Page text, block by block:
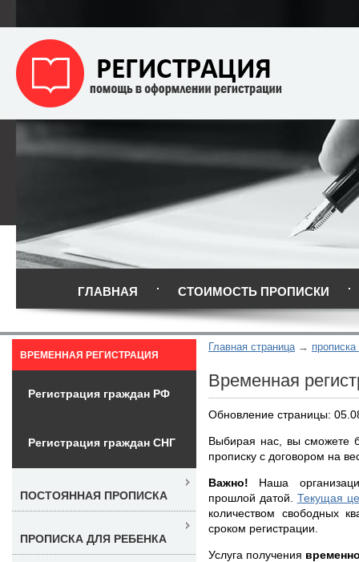
ГЛАВНАЯ СТОИМОСТЬ ПРОПИСКИ
Главная страница
Временная
Обновление страницы:
Выбирая нас, вы сможете
прописку с договором на
Важно! Наша
прошлой датой. Текущая
количеством свободных
сроком регистрации.
Услуга получения
ВРЕМЕННАЯ РЕГИСТРАЦИЯ
Регистрация граждан РФ
Регистрация граждан СНГ
ПОСТОЯННАЯ ПРОПИСКА
ПРОПИСКА ДЛЯ РЕБЕНКА